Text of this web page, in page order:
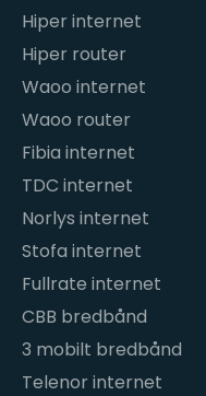
Hiper internet
Hiper router
Waoo internet
Waoo router
Fibia internet
TDC internet
Norlys internet
Stofa internet
Fullrate internet
CBB bredbånd
3 mobilt bredbånd
Telenor internet